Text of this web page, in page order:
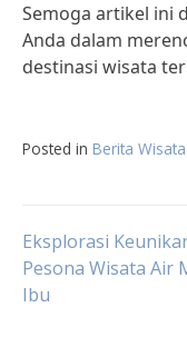
Semoga artikel ini
Anda dalam
destinasi wisata
Posted in Berita Wisata
Post
Eksplorasi
Pesona Wisata Air
Ibu